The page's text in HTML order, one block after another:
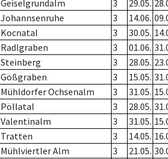
Geiselgrundalm 3 29.05.
Johannsenruhe 3 14.06.
Kocnatal 3 30.05.
Radlgraben 3 01.06.
Steinberg 3 28.05.
Gößgraben 3 15.05.
Mühldorfer Ochsenalm 3 31.05.
Pöllatal 3 28.05.
Valentinalm 3 31.05.
Tratten 3 14.05.
Mühlviertler Alm 3 21.05.